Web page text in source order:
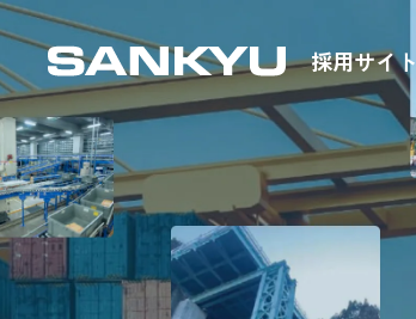
採用サイト